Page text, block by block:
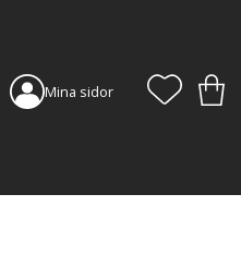
Mina sidor